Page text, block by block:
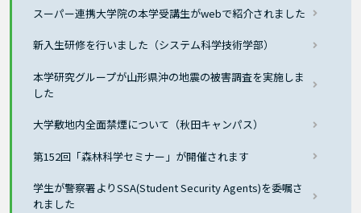
スーパー連携大学院の本学受講生がwebで紹介されました
新入生研修を行いました（システム科学技術学部）
本学研究グループが山形県沖の地震の被害調査を実施しま
した
大学敷地内全面禁煙について（秋田キャンパス）
第152回「森林科学セミナー」が開催されます
学生が警察署よりSSA(Student Security Agents)を委嘱さ
れました